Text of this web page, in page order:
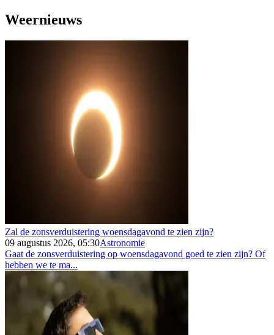
Weernieuws
Zal de zonsverduistering woensdagavond te zien zijn?
09 augustus 2026, 05:30Astronomie
Gaat de zonsverduistering op woensdagavond goed te zien zijn? Of
hebben we te ma...